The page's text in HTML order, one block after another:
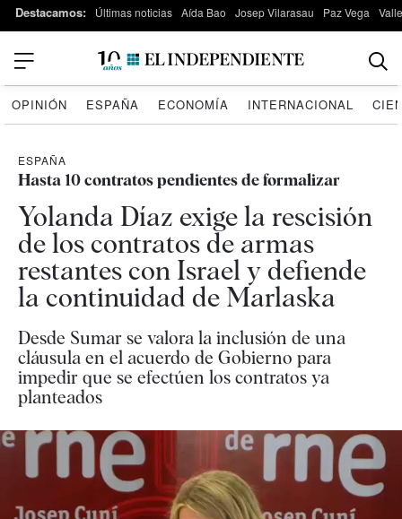
Destacamos: Últimas noticias Aída Bao Josep Vilarasau Paz Vega
OPINIÓN ESPAÑA ECONOMÍA INTERNACIONAL
ESPAÑA
Hasta 10 contratos pendientes de formalizar
Yolanda Díaz exige la rescisión
de los contratos de armas
restantes con Israel y defiende
la continuidad de Marlaska
Desde Sumar se valora la inclusión de una
cláusula en el acuerdo de Gobierno para
impedir que se efectúen los contratos ya
planteados